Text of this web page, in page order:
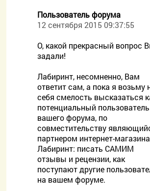
Пользователь форума
12 сентября 2015 09:37:55
О, какой прекрасный вопрос
задали!
Лабиринт, несомненно, Вам
ответит сам, а пока я возьму
себя смелость высказаться
потенциальный пользователь
вашего форума, по
совместительству
партнером интернет-магазина
Лабиринт: писать САМИМ
отзывы и рецензии, как
поступают другие
на вашем форуме.